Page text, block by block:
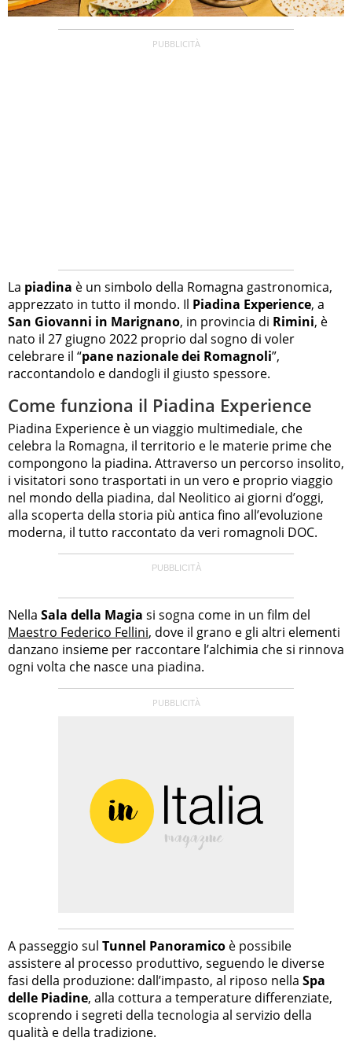
La piadina è un simbolo della Romagna gastronomica,
apprezzato in tutto il mondo. Il Piadina Experience, a
San Giovanni in Marignano, in provincia di Rimini, è
nato il 27 giugno 2022 proprio dal sogno di voler
celebrare il “pane nazionale dei Romagnoli”,
raccontandolo e dandogli il giusto spessore.
Come funziona il Piadina Experience
Piadina Experience è un viaggio multimediale, che
celebra la Romagna, il territorio e le materie prime che
compongono la piadina. Attraverso un percorso insolito,
i visitatori sono trasportati in un vero e proprio viaggio
nel mondo della piadina, dal Neolitico ai giorni d’oggi,
alla scoperta della storia più antica fino all’evoluzione
moderna, il tutto raccontato da veri romagnoli DOC.
Nella Sala della Magia si sogna come in un film del
Maestro Federico Fellini, dove il grano e gli altri elementi
danzano insieme per raccontare l’alchimia che si rinnova
ogni volta che nasce una piadina.
A passeggio sul Tunnel Panoramico è possibile
assistere al processo produttivo, seguendo le diverse
fasi della produzione: dall’impasto, al riposo nella Spa
delle Piadine, alla cottura a temperature differenziate,
scoprendo i segreti della tecnologia al servizio della
qualità e della tradizione.